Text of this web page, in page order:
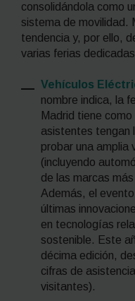
consolidándola como
sistema de movilidad.
tendencia y, por ello,
varias ferias
Vehículos
nombre indica, la
Madrid tiene
asistentes tengan
probar una amplia
(incluyendo
de las marcas
Además, el
últimas
en tecnologías
sostenible. ​Este
décima edición,
cifras de
visitantes).